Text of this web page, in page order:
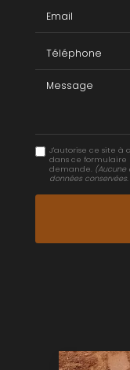
Message
J'autorise ce site à
dans ce
demande. (Aucune
données